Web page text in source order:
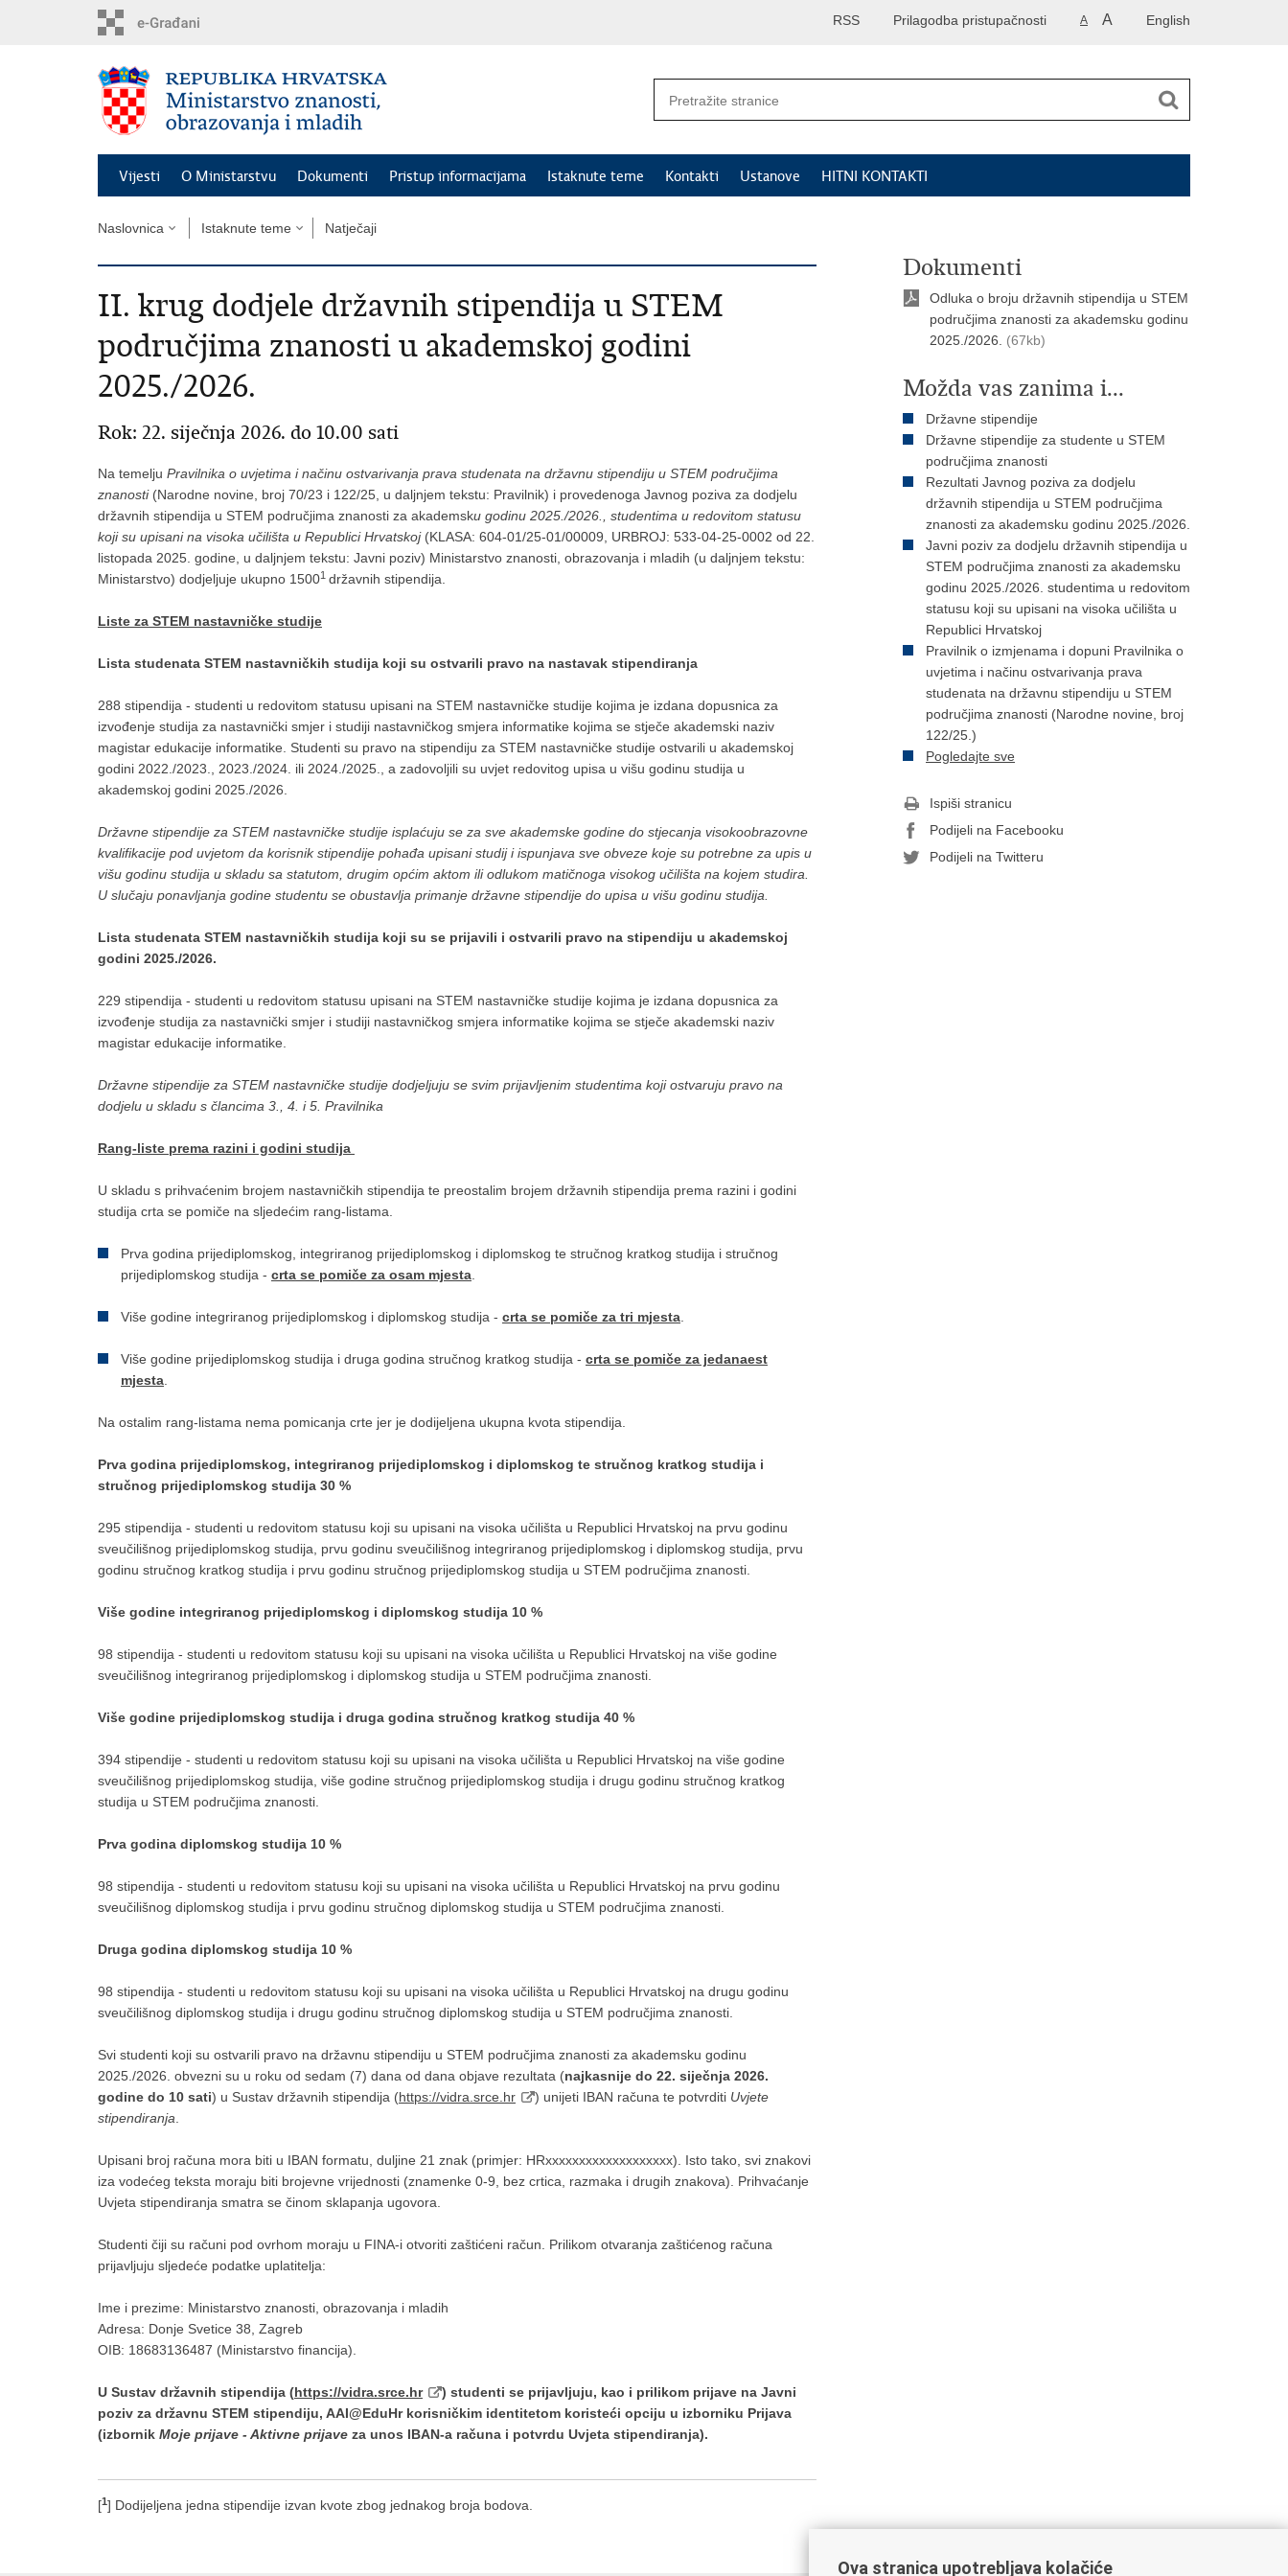
English
A A
Prilagodba pristupačnosti
RSS
Vijesti O Ministarstvu Dokumenti Pristup informacijama Istaknute teme Kontakti Ustanove HITNI KONTAKTI
Naslovnica Istaknute teme Natječaji
II. krug dodjele državnih stipendija u STEM
područjima znanosti u akademskoj godini
2025./2026.
Rok: 22. siječnja 2026. do 10.00 sati
Na temelju Pravilnika o uvjetima i načinu ostvarivanja prava studenata na državnu stipendiju u STEM područjima
znanosti (Narodne novine, broj 70/23 i 122/25, u daljnjem tekstu: Pravilnik) i provedenoga Javnog poziva za dodjelu
državnih stipendija u STEM područjima znanosti za akademsku godinu 2025./2026., studentima u redovitom statusu
koji su upisani na visoka učilišta u Republici Hrvatskoj (KLASA: 604-01/25-01/00009, URBROJ: 533-04-25-0002 od 22.
listopada 2025. godine, u daljnjem tekstu: Javni poziv) Ministarstvo znanosti, obrazovanja i mladih (u daljnjem tekstu:
Ministarstvo) dodjeljuje ukupno 15001 državnih stipendija.
Liste za STEM nastavničke studije
Lista studenata STEM nastavničkih studija koji su ostvarili pravo na nastavak stipendiranja
288 stipendija - studenti u redovitom statusu upisani na STEM nastavničke studije kojima je izdana dopusnica za
izvođenje studija za nastavnički smjer i studiji nastavničkog smjera informatike kojima se stječe akademski naziv
magistar edukacije informatike. Studenti su pravo na stipendiju za STEM nastavničke studije ostvarili u akademskoj
godini 2022./2023., 2023./2024. ili 2024./2025., a zadovoljili su uvjet redovitog upisa u višu godinu studija u
akademskoj godini 2025./2026.
Državne stipendije za STEM nastavničke studije isplaćuju se za sve akademske godine do stjecanja visokoobrazovne
kvalifikacije pod uvjetom da korisnik stipendije pohađa upisani studij i ispunjava sve obveze koje su potrebne za upis u
višu godinu studija u skladu sa statutom, drugim općim aktom ili odlukom matičnoga visokog učilišta na kojem studira.
U slučaju ponavljanja godine studentu se obustavlja primanje državne stipendije do upisa u višu godinu studija.
Lista studenata STEM nastavničkih studija koji su se prijavili i ostvarili pravo na stipendiju u akademskoj
godini 2025./2026.
229 stipendija - studenti u redovitom statusu upisani na STEM nastavničke studije kojima je izdana dopusnica za
izvođenje studija za nastavnički smjer i studiji nastavničkog smjera informatike kojima se stječe akademski naziv
magistar edukacije informatike.
Državne stipendije za STEM nastavničke studije dodjeljuju se svim prijavljenim studentima koji ostvaruju pravo na
dodjelu u skladu s člancima 3., 4. i 5. Pravilnika
Rang-liste prema razini i godini studija
U skladu s prihvaćenim brojem nastavničkih stipendija te preostalim brojem državnih stipendija prema razini i godini
studija crta se pomiče na sljedećim rang-listama.
Prva godina prijediplomskog, integriranog prijediplomskog i diplomskog te stručnog kratkog studija i stručnog
prijediplomskog studija - crta se pomiče za osam mjesta
Više godine integriranog prijediplomskog i diplomskog studija - crta se pomiče za tri mjesta
Više godine prijediplomskog studija i druga godina stručnog kratkog studija - crta se pomiče za jedanaest
mjesta
Na ostalim rang-listama nema pomicanja crte jer je dodijeljena ukupna kvota stipendija.
Prva godina prijediplomskog, integriranog prijediplomskog i diplomskog te stručnog kratkog studija i
stručnog prijediplomskog studija 30 %
295 stipendija - studenti u redovitom statusu koji su upisani na visoka učilišta u Republici Hrvatskoj na prvu godinu
sveučilišnog prijediplomskog studija, prvu godinu sveučilišnog integriranog prijediplomskog i diplomskog studija, prvu
godinu stručnog kratkog studija i prvu godinu stručnog prijediplomskog studija u STEM područjima znanosti.
Više godine integriranog prijediplomskog i diplomskog studija 10 %
98 stipendija - studenti u redovitom statusu koji su upisani na visoka učilišta u Republici Hrvatskoj na više godine
sveučilišnog integriranog prijediplomskog i diplomskog studija u STEM područjima znanosti.
Više godine prijediplomskog studija i druga godina stručnog kratkog studija 40 %
394 stipendije - studenti u redovitom statusu koji su upisani na visoka učilišta u Republici Hrvatskoj na više godine
sveučilišnog prijediplomskog studija, više godine stručnog prijediplomskog studija i drugu godinu stručnog kratkog
studija u STEM područjima znanosti.
Prva godina diplomskog studija 10 %
98 stipendija - studenti u redovitom statusu koji su upisani na visoka učilišta u Republici Hrvatskoj na prvu godinu
sveučilišnog diplomskog studija i prvu godinu stručnog diplomskog studija u STEM područjima znanosti.
Druga godina diplomskog studija 10 %
98 stipendija - studenti u redovitom statusu koji su upisani na visoka učilišta u Republici Hrvatskoj na drugu godinu
sveučilišnog diplomskog studija i drugu godinu stručnog diplomskog studija u STEM područjima znanosti.
Svi studenti koji su ostvarili pravo na državnu stipendiju u STEM područjima znanosti za akademsku godinu
2025./2026. obvezni su u roku od sedam (7) dana od dana objave rezultata (najkasnije do 22. siječnja 2026.
godine do 10 sati) u Sustav državnih stipendija (https://vidra.srce.hr ) unijeti IBAN računa te potvrditi Uvjete
stipendiranja
Upisani broj računa mora biti u IBAN formatu, duljine 21 znak (primjer: HRxxxxxxxxxxxxxxxxxxx). Isto tako, svi znakovi
iza vodećeg teksta moraju biti brojevne vrijednosti (znamenke 0-9, bez crtica, razmaka i drugih znakova). Prihvaćanje
Uvjeta stipendiranja smatra se činom sklapanja ugovora.
Studenti čiji su računi pod ovrhom moraju u FINA-i otvoriti zaštićeni račun. Prilikom otvaranja zaštićenog računa
prijavljuju sljedeće podatke uplatitelja:
Ime i prezime: Ministarstvo znanosti, obrazovanja i mladih
Adresa: Donje Svetice 38, Zagreb
OIB: 18683136487 (Ministarstvo financija).
U Sustav državnih stipendija (https://vidra.srce.hr
) studenti se prijavljuju, kao i prilikom prijave na Javni
poziv za državnu STEM stipendiju, AAI@EduHr korisničkim identitetom koristeći opciju u izborniku Prijava
(izbornik Moje prijave - Aktivne prijave za unos IBAN-a računa i potvrdu Uvjeta stipendiranja).
[1] Dodijeljena jedna stipendije izvan kvote zbog jednakog broja bodova.
Dokumenti
Odluka o broju državnih stipendija u STEM
područjima znanosti za akademsku godinu
2025./2026.
(67kb)
Možda vas zanima i...
Državne stipendije
Državne stipendije za studente u STEM
područjima znanosti
Rezultati Javnog poziva za dodjelu
državnih stipendija u STEM područjima
znanosti za akademsku godinu 2025./2026.
Javni poziv za dodjelu državnih stipendija u
STEM područjima znanosti za akademsku
godinu 2025./2026. studentima u redovitom
statusu koji su upisani na visoka učilišta u
Republici Hrvatskoj
Pravilnik o izmjenama i dopuni Pravilnika o
uvjetima i načinu ostvarivanja prava
studenata na državnu stipendiju u STEM
područjima znanosti (Narodne novine, broj
122/25.)
Pogledajte sve
Ispiši stranicu
Podijeli na Facebooku
Podijeli na Twitteru
Ova stranica upotrebljava kolačiće